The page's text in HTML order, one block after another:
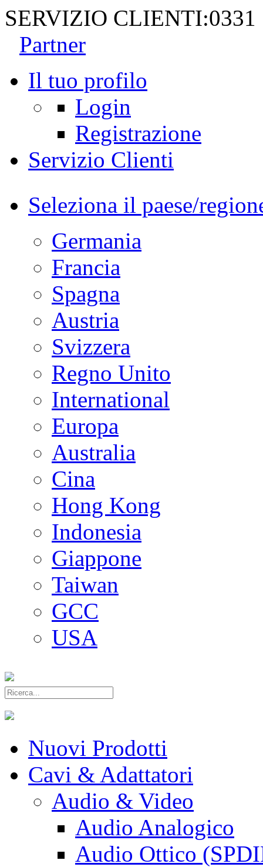
SERVIZIO CLIENTI:0331
Partner
Il tuo profilo
Login
Registrazione
Servizio Clienti
Seleziona il paese/
Germania
Francia
Spagna
Austria
Svizzera
Regno Unito
International
Europa
Australia
Cina
Hong Kong
Indonesia
Giappone
Taiwan
GCC
USA
Nuovi Prodotti
Cavi & Adattatori
Audio & Video
Audio Analogico
Audio Ottico